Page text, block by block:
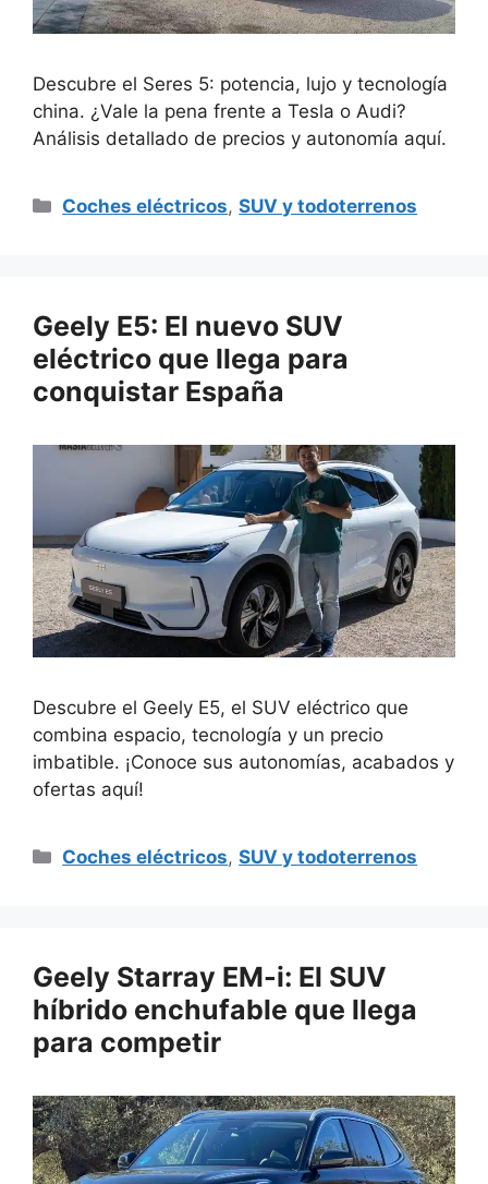
Descubre el Seres 5: potencia, lujo y tecnología
china. ¿Vale la pena frente a Tesla o Audi?
Análisis detallado de precios y autonomía aquí.
Categorías
Coches eléctricos,SUV y todoterrenos
Geely E5: El nuevo SUV
eléctrico que llega para
conquistar España
Descubre el Geely E5, el SUV eléctrico que
combina espacio, tecnología y un precio
imbatible. ¡Conoce sus autonomías, acabados y
ofertas aquí!
Categorías
Coches eléctricos,SUV y todoterrenos
Geely Starray EM-i: El SUV
híbrido enchufable que llega
para competir